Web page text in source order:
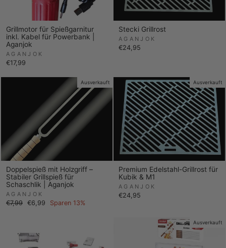
Grillmotor für Spießgarnitur
inkl. Kabel für Powerbank |
Aganjok
AGANJOK
€17,99
Stecki Grillrost
AGANJOK
€24,95
Ausverkauft
Doppelspieß mit Holzgriff –
Stabiler Grillspieß für
Schaschlik | Aganjok
AGANJOK
Normaler
€7,99 Sonderpreis
€6,99 Sparen 13%
Ausverkauft
Premium Edelstahl-Grillrost für
Kubik & M1
AGANJOK
€24,95
Ausverkauft